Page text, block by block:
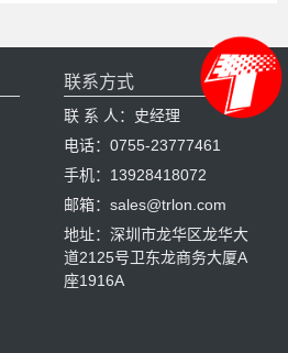
联系方式
联 系 人：史经理
电话：0755-23777461
手机：13928418072
邮箱：sales@trlon.com
地址：深圳市龙华区龙华大
道2125号卫东龙商务大厦A
座1916A